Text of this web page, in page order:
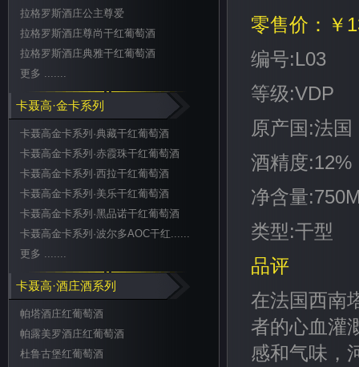
零售价：￥
编号:L03
等级:VDP
原产国:法国
酒精度:12%
净含量
类型:干型
品评
在法国西南
者的心血灌
感和气味，
拉格罗斯酒庄公主尊爱
拉格罗斯酒庄尊尚干红葡萄酒
拉格罗斯酒庄典雅干红葡萄酒
更多 .......
卡聂高·金卡系列
卡聂高金卡系列·典藏干红葡萄酒
卡聂高金卡系列·赤霞珠干红葡萄酒
卡聂高金卡系列·西拉干红葡萄酒
卡聂高金卡系列·美乐干红葡萄酒
卡聂高金卡系列·黑品诺干红葡萄酒
卡聂高金卡系列·波尔多AOC干红......
更多 .......
卡聂高·酒庄酒系列
帕塔酒庄红葡萄酒
帕露美罗酒庄红葡萄酒
杜鲁古堡红葡萄酒